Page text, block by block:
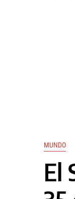
MUNDO
El